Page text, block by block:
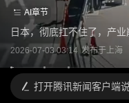
AI章节
日本，彻底扛不住了，产
2026-07-03 03:14 发布于上海
打开腾讯新闻客户端